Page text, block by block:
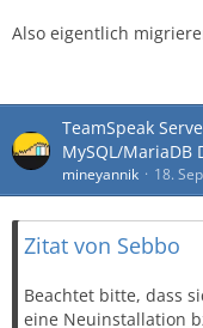
Also eigentlich
TeamSpeak
MySQL/MariaDB
mineyannik 18.
Zitat von Sebbo
Beachtet bitte, dass
eine Neuinstallation